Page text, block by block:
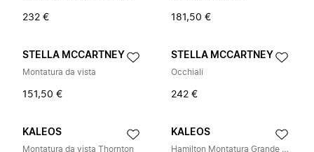
232 € 181,50 €
STELLA MCCARTNEY
Montatura da vista
151,50 €
STELLA MCCARTNEY
Occhiali
242 €
KALEOS
Montatura da vista Thornton
KALEOS
Hamilton Montatura Grande per Occhiali